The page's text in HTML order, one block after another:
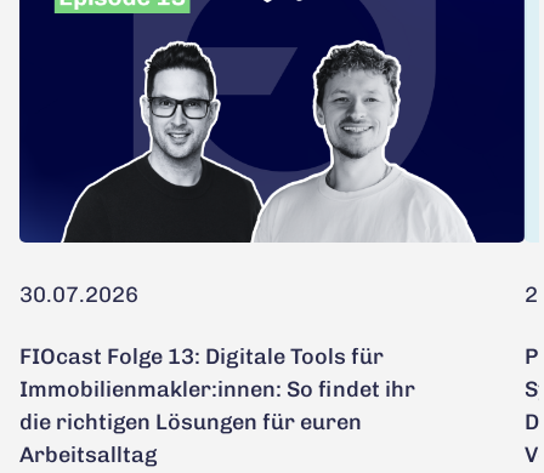
30.07.2026
FIOcast Folge 13: Digitale Tools für
Immobilienmakler:innen: So findet ihr
die richtigen Lösungen für euren
Arbeitsalltag